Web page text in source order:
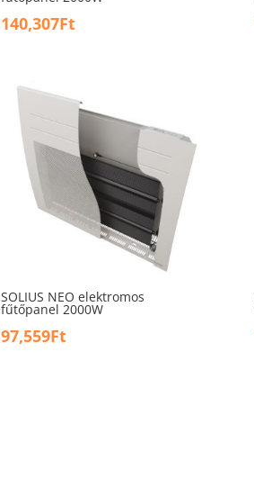
140,307Ft
SOLIUS NEO elektromos
fűtőpanel 2000W
97,559Ft